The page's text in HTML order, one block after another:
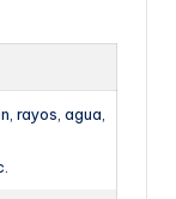
rayos, agua,